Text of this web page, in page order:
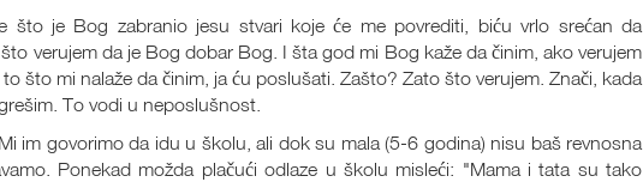
što je Bog zabranio jesu stvari koje će me povrediti, biću vrlo srećan da
verujem da je Bog dobar Bog. I šta god mi Bog kaže da činim, ako verujem
što mi nalaže da činim, ja ću poslušati. Zašto? Zato što verujem. Znači, kada
To vodi u neposlušnost.
im govorimo da idu u školu, ali dok su mala (5-6 godina) nisu baš revnosna
Ponekad možda plačući odlaze u školu misleći: "Mama i tata su tako